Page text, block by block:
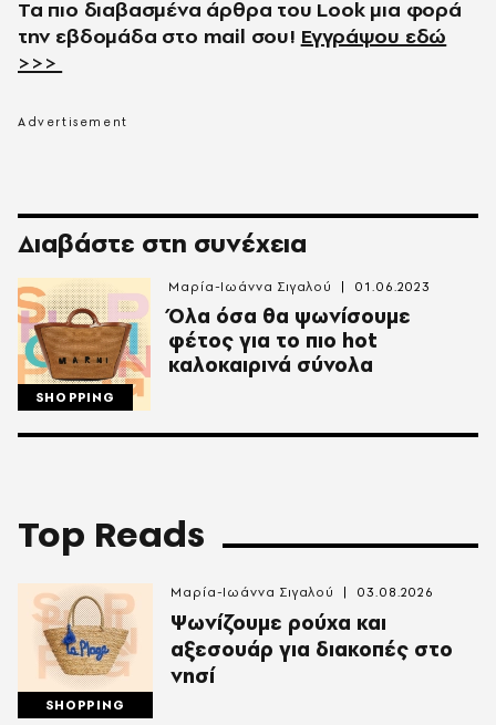
Τα πιο διαβασμένα άρθρα του Look μια φορά
την εβδομάδα στο mail σου! Εγγράψου εδώ
>>>
Διαβάστε στη συνέχεια
SHOPPING
Όλα όσα θα ψωνίσουμε
φέτος για το πιο hot
καλοκαιρινά σύνολα
Μαρία-Ιωάννα Σιγαλού 01.06.2023
Top Reads
SHOPPING
Ψωνίζουμε ρούχα και
αξεσουάρ για διακοπές στο
νησί
Μαρία-Ιωάννα Σιγαλού 03.08.2026